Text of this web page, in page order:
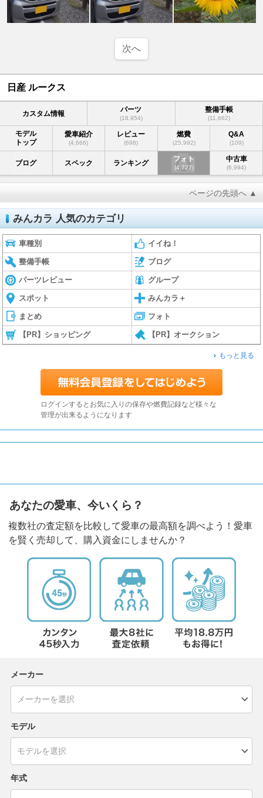
次へ
日産 ルークス
カスタム情報 パーツ
(18,954)
整備手帳
(11,662)
モデル
トップ
愛車紹介
(4,666)
レビュー
(698)
燃費
(25,992)
Q&A
(109)
ブログ スペック ランキング フォト
(4,727)
中古車
(6,994)
ページの先頭へ ▲
みんカラ 人気のカテゴリ
車種別 イイね！
整備手帳 ブログ
パーツレビュー グループ
スポット みんカラ＋
まとめ フォト
【PR】ショッピング 【PR】オークション
もっと見る
ログインするとお気に入りの保存や燃費記録など様々な
管理が出来るようになります
あなたの愛車、今いくら？
複数社の査定額を比較して愛車の最高額を調べよう！愛車
を賢く売却して、購入資金にしませんか？
メーカー
モデル
年式